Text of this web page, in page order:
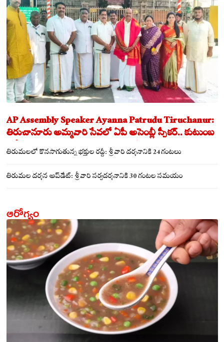
బాలసుబ్రహ్మణ్యం
రాజీనామా
AP Assembly Speaker Ayanna Patrudu Tiruchanur:
తిరుచానూరు అమ్మవారి సేవలో ఏపీ అసెంబ్లీ స్పీకర్.. కుటుంబ
సమేతంగా దర్శించుకున్న అయ్యన్నపాత్రుడు!
తిరుమలలో కొనసాగుతున్న భక్తుల రద్దీ: శ్రీవారి దర్శనానికి 24 గంటలు
తిరుమల దర్శన అప్‌డేట్: శ్రీవారి సర్వదర్శనానికి 30 గంటల సమయం
ఆరోగ్యం